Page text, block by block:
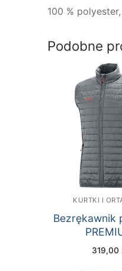
100 %
Podobne
KURTKI I
Bezrękawnik
319,00